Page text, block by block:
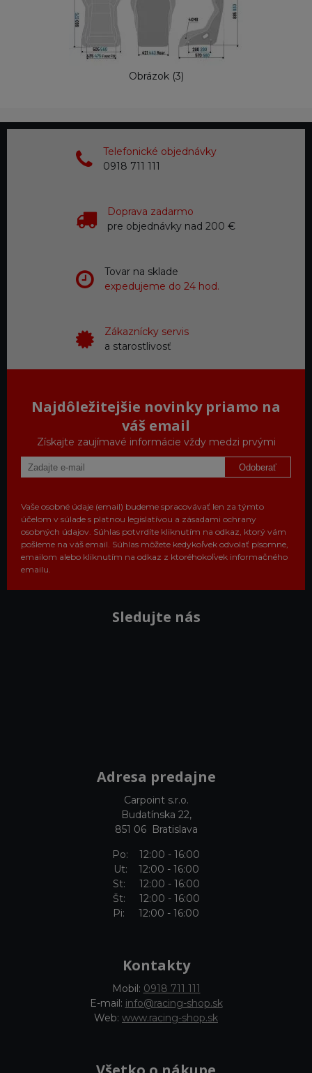
Obrázok (3)
Telefonické objednávky
0918 711 111
Doprava zadarmo
pre objednávky nad 200 €
Tovar na sklade
expedujeme do 24 hod.
Zákaznícky servis
a starostlivosť
Najdôležitejšie novinky priamo na
váš email
Získajte zaujímavé informácie vždy medzi prvými
Odoberať
Vaše osobné údaje (email) budeme spracovávať len za týmto
účelom v súlade s platnou legislatívou a zásadami ochrany
osobných údajov. Súhlas potvrdíte kliknutím na odkaz, ktorý vám
pošleme na váš email. Súhlas môžete kedykoľvek odvolať písomne,
emailom alebo kliknutím na odkaz z ktoréhokoľvek informačného
emailu.
Sledujte nás
Adresa predajne
Carpoint s.r.o.
Budatínska 22,
851 06 Bratislava
Po: 12:00 - 16:00
Ut: 12:00 - 16:00
St: 12:00 - 16:00
Št: 12:00 - 16:00
Pi: 12:00 - 16:00
Kontakty
Mobil: 0918 711 111
E-mail: info@racing-shop.sk
Web: www.racing-shop.sk